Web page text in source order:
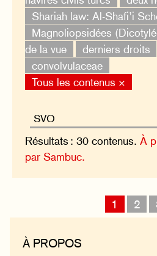
Shariah law: Al-Shafi’i
Magnoliopsidées
de la vue
derniers droits
convolvulaceae
Tous les contenus ×
Résultats : 30 contenus.À
par Sambuc.
1 2
À PROPOS